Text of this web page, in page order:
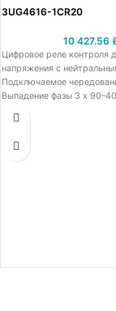
3UG4616-1CR20
10 427.56
Цифровое реле контроля
напряжения с
Подключаемое
Выпадение фазы 3 x
перенапряжение 90–400
Umin 1 Вт для Umax.